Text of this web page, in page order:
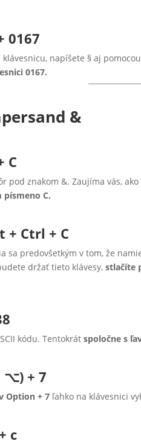
0167
napíšete § aj pomocou
0167.
&
C
pod znakom &. Zaujíma vás,
písmeno C.
+ Ctrl + C
sa predovšetkým v tom, že
držať tieto klávesy, stlačíte
kódu. Tentokrát spoločne s
⌥) + 7
Option + 7ľahko na klávesnici
c